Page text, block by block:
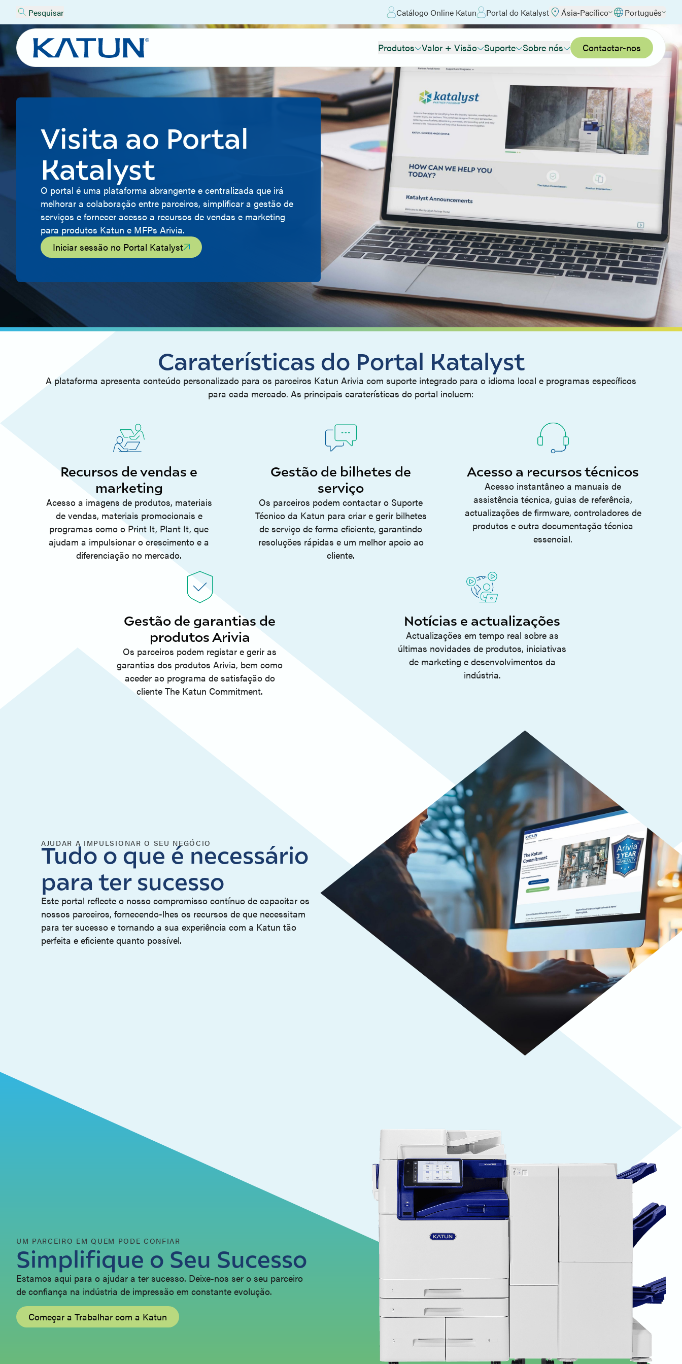
Pesquisar Catálogo Online Katun Portal do Katalyst Ásia-Pacífico Português
Produtos Valor + Visão Suporte Sobre nós Contactar-nos
Visita ao Portal
Katalyst
O portal é uma plataforma abrangente e centralizada que irá
melhorar a colaboração entre parceiros, simplificar a gestão de
serviços e fornecer acesso a recursos de vendas e marketing
para produtos Katun e MFPs Arivia.
Iniciar sessão no Portal Katalyst
Caraterísticas do Portal Katalyst
A plataforma apresenta conteúdo personalizado para os parceiros Katun Arivia com suporte integrado para o idioma local e programas específicos
para cada mercado. As principais caraterísticas do portal incluem:
Recursos de vendas e
marketing
Acesso a imagens de produtos, materiais
de vendas, materiais promocionais e
programas como o Print It, Plant It, que
ajudam a impulsionar o crescimento e a
diferenciação no mercado.
Gestão de bilhetes de
serviço
Os parceiros podem contactar o Suporte
Técnico da Katun para criar e gerir bilhetes
de serviço de forma eficiente, garantindo
resoluções rápidas e um melhor apoio ao
cliente.
Acesso a recursos técnicos
Acesso instantâneo a manuais de
assistência técnica, guias de referência,
actualizações de firmware, controladores de
produtos e outra documentação técnica
essencial.
Gestão de garantias de
produtos Arivia
Os parceiros podem registar e gerir as
garantias dos produtos Arivia, bem como
aceder ao programa de satisfação do
cliente The Katun Commitment.
Notícias e actualizações
Actualizações em tempo real sobre as
últimas novidades de produtos, iniciativas
de marketing e desenvolvimentos da
indústria.
AJUDAR A IMPULSIONAR O SEU NEGÓCIO
Tudo o que é necessário
para ter sucesso
Este portal reflecte o nosso compromisso contínuo de capacitar os
nossos parceiros, fornecendo-lhes os recursos de que necessitam
para ter sucesso e tornando a sua experiência com a Katun tão
perfeita e eficiente quanto possível.
UM PARCEIRO EM QUEM PODE CONFIAR
Simplifique o Seu Sucesso
Estamos aqui para o ajudar a ter sucesso. Deixe-nos ser o seu parceiro
de confiança na indústria de impressão em constante evolução.
Começar a Trabalhar com a Katun